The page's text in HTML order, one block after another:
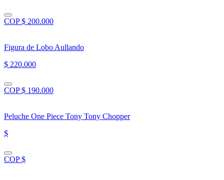
COP $ 200.000
Figura de Lobo Aullando
$ 220.000
COP $ 190.000
Peluche One Piece Tony Tony Chopper
$
COP $